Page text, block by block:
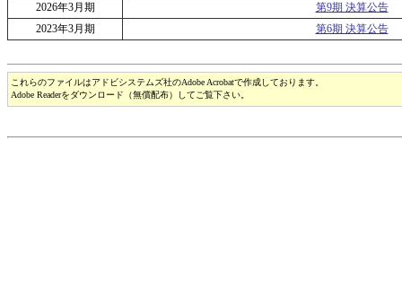
2026年3月期
第9期 決算公告
2023年3月期
第6期 決算公告
これらのファイルはアドビシステムズ社のAdobe Acrobatで作成しております。
Adobe Readerをダウンロード（無償配布）してご覧下さい。